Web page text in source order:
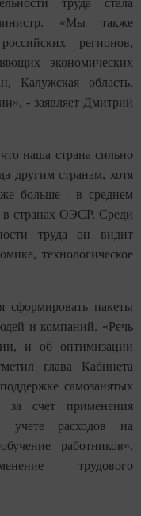
труда стала
министр. «Мы также
регионов,
экономических
Калужская область,
- заявляет Дмитрий
наша страна сильно
другим странам, хотя
больше - в среднем
в странах ОЭСР. Среди
труда он видит
технологическое
сформировать пакеты
и компаний. «Речь
и об оптимизации
глава Кабинета
самозанятых
за счет применения
учете расходов на
работников».
трудового